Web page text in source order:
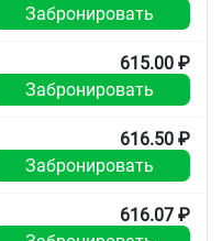
Забронировать
615.00 ₽
Забронировать
616.50 ₽
Забронировать
616.07 ₽